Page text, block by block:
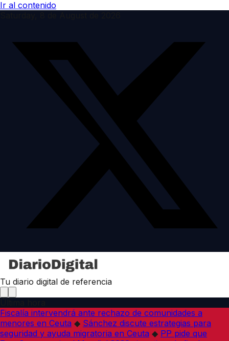
Ir al contenido
Tu diario digital de referencia
Fiscalía intervendrá ante rechazo de comunidades a
menores en Ceuta ◆ Sánchez discute estrategias para
seguridad y ayuda migratoria en Ceuta ◆ PP pide que